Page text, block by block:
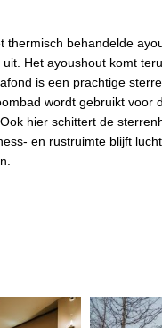
behandelde
Het ayoushout komt
is een prachtige
wordt gebruikt
hier schittert de
en rustruimte blijft